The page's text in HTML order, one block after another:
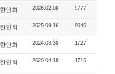
한인회 2026.02.06 9777
한인회 2025.09.16 9045
한인회 2024.08.30 1727
한인회 2020.04.18 1716